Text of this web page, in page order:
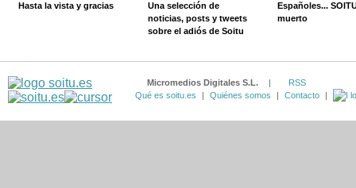
Hasta la vista y gracias
Una selección de
noticias, posts y tweets
sobre el adiós de Soitu
Españoles...
muerto
Micromedios Digitales S.L. |
RSS
Qué es soitu.es
| Quiénes somos | Contacto |